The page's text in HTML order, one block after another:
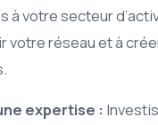
à votre secteur
votre réseau et à
expertise :